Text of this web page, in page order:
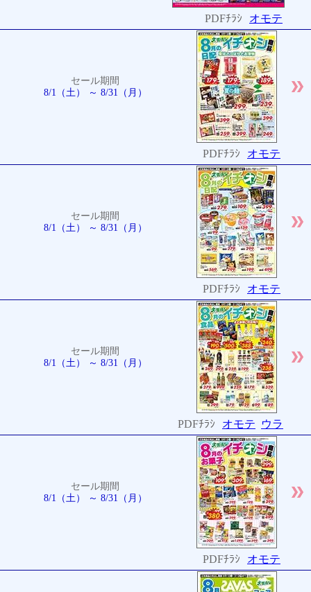
PDFﾁﾗｼ オモテ
セール期間
8/1（土） ～ 8/31（月）
PDFﾁﾗｼ オモテ
セール期間
8/1（土） ～ 8/31（月）
PDFﾁﾗｼ オモテ
セール期間
8/1（土） ～ 8/31（月）
PDFﾁﾗｼ オモテ ウラ
セール期間
8/1（土） ～ 8/31（月）
PDFﾁﾗｼ オモテ